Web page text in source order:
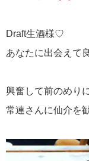
Draft生酒様♡
あなたに出会えて
興奮して前のめり
常連さんに仙介を